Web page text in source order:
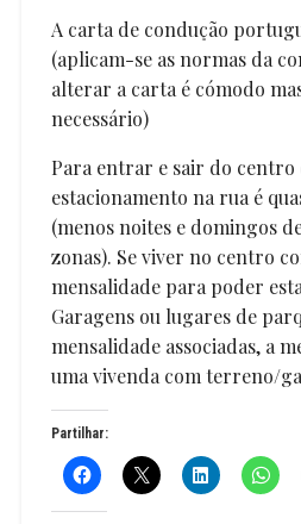
A carta de condução
(aplicam-se as normas da
alterar a carta é cómodo
necessário)
Para entrar e sair do centro
estacionamento na rua é
(menos noites e domingos
zonas). Se viver no centro
mensalidade para poder
Garagens ou lugares de
mensalidade associadas, a
uma vivenda com terreno/
Partilhar: